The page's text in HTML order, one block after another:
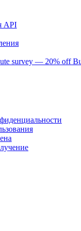
API
survey — 20% off